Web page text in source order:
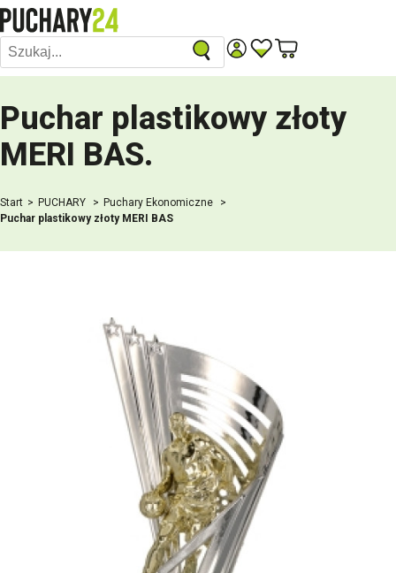
Puchar plastikowy złoty
MERI BAS.
Start PUCHARY
Puchary Ekonomiczne
Puchar plastikowy złoty MERI BAS